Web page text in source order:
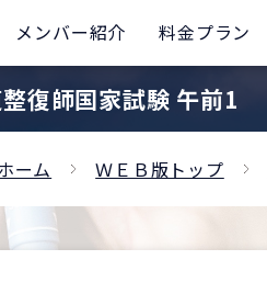
メンバー紹介 料金プラン
復師国家試験 午前1
ーム ＷＥＢ版トップ